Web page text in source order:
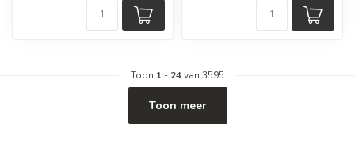
Toon 1 - 24van 3595
Toon meer